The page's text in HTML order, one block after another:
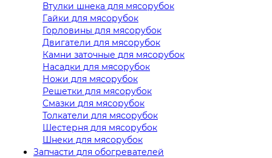
Втулки шнека для мясорубок
Гайки для мясорубок
Горловины для мясорубок
Двигатели для мясорубок
Камни заточные для мясорубок
Насадки для мясорубок
Ножи для мясорубок
Решетки для мясорубок
Смазки для мясорубок
Толкатели для мясорубок
Шестерня для мясорубок
Шнеки для мясорубок
Запчасти для обогревателей